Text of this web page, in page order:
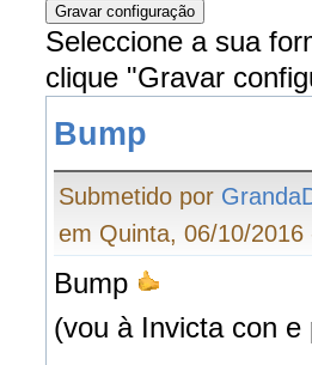
Seleccione a sua
clique "Gravar
Bump
Submetido por
em Quinta, 06/10/2016
Bump
(vou à Invicta con